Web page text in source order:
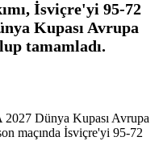
İsviçre'yi 95-72
Kupası Avrupa
tamamladı.
Dünya Kupası Avrupa
maçında İsviçre'yi 95-72